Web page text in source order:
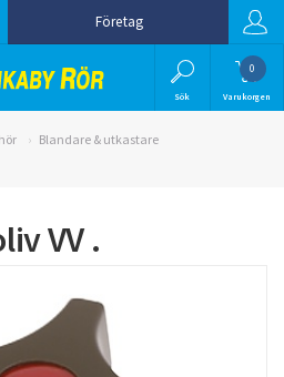
Företag
Sök
0
Varukorgen
Blandare & utkastare
VV .